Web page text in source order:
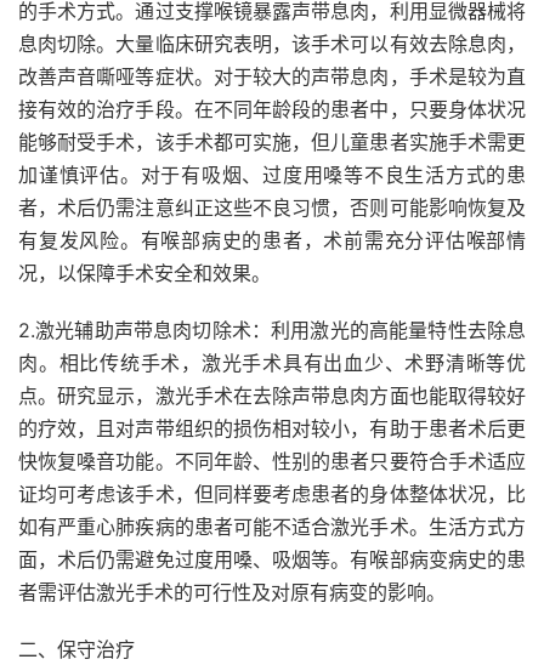
的手术方式。通过支撑喉镜暴露声带息肉，利用显微器械将
息肉切除。大量临床研究表明，该手术可以有效去除息肉，
改善声音嘶哑等症状。对于较大的声带息肉，手术是较为直
接有效的治疗手段。在不同年龄段的患者中，只要身体状况
能够耐受手术，该手术都可实施，但儿童患者实施手术需更
加谨慎评估。对于有吸烟、过度用嗓等不良生活方式的患
者，术后仍需注意纠正这些不良习惯，否则可能影响恢复及
有复发风险。有喉部病史的患者，术前需充分评估喉部情
况，以保障手术安全和效果。
2.激光辅助声带息肉切除术：利用激光的高能量特性去除息
肉。相比传统手术，激光手术具有出血少、术野清晰等优
点。研究显示，激光手术在去除声带息肉方面也能取得较好
的疗效，且对声带组织的损伤相对较小，有助于患者术后更
快恢复嗓音功能。不同年龄、性别的患者只要符合手术适应
证均可考虑该手术，但同样要考虑患者的身体整体状况，比
如有严重心肺疾病的患者可能不适合激光手术。生活方式方
面，术后仍需避免过度用嗓、吸烟等。有喉部病变病史的患
者需评估激光手术的可行性及对原有病变的影响。
二、保守治疗